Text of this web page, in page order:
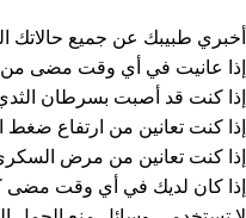
أخبري طبيبك عن جميع حالاتك
إذا عانيت في أي وقت مضى من
إذا كنت قد أصبت بسرطان
إذا كنت تعانين من ارتفاع ضغط
إذا كنت تعانين من مرض
إذا كان لديك في أي وقت مضى